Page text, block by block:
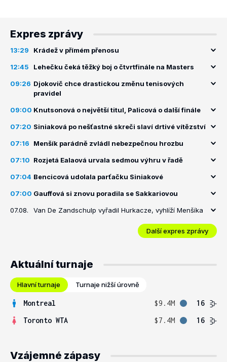
Expres zprávy
13:29 Krádež v přímém přenosu
12:45 Lehečku čeká těžký boj o čtvrtfinále na Masters
09:26 Djokovič chce drastickou změnu tenisových
pravidel
09:00 Knutsonová o největší titul, Palicová o další finále
07:20 Siniaková po nešťastné skreči slaví drtivé vítězství
07:16 Menšík parádně zvládl nebezpečnou hrozbu
07:10 Rozjetá Ealaová urvala sedmou výhru v řadě
07:04 Bencicová udolala parťačku Siniakové
07:00 Gauffová si znovu poradila se Sakkariovou
07.08. Van De Zandschulp vyřadil Hurkacze, vyhlíží Menšíka
Další expres zprávy
Aktuální turnaje
Hlavní turnaje Turnaje nižší úrovně
Montreal $9.4M
16
Toronto WTA
$7.4M 16
Vzájemné zápasy